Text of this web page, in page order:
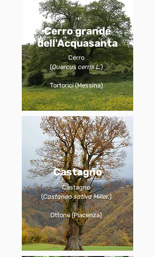
Cerro grande
dell'Acquasanta
Cerro
(Quercus cerris L.)
Tortorici (Messina)
Castagno
Castagno
(Castanea sativa Miller.)
Ottone (Piacenza)